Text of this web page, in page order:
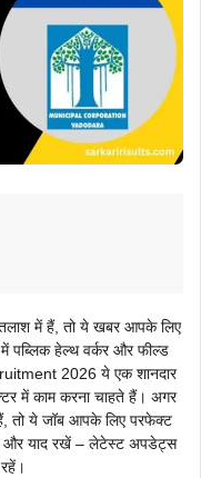
तलाश में हैं, तो ये खबर आपके लिए
पब्लिक हेल्थ वर्कर और फील्ड
2026 ये एक शानदार
में काम करना चाहते हैं। अगर
तो ये जॉब आपके लिए परफेक्ट
और याद रखें – लेटेस्ट अपडेट्स